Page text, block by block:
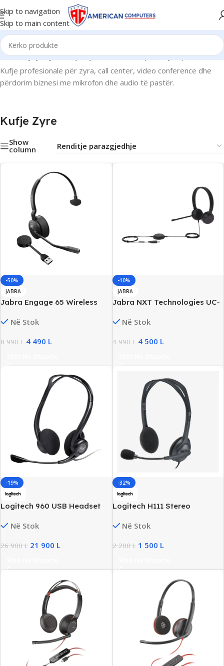
Skip to navigation
Skip to main content
Kreu/Pajisje Zyre/Kufje Zyre
Po shfaqen krejt 6 përfundimet
Kufje profesionale për zyra, call center, video conference dhe
përdorim biznesi me mikrofon dhe audio të pastër.
Kufje Zyre
Show
column
-50%
JABRA
Jabra Engage 65 Wireless
Noise Cancelling, New
Në Stok
8 990L 4 490 L
-10%
JABRA
Jabra NXT Technologies UC-
Cancelling, Wired, New
Në Stok
4 990L 4 500 L
-19%
Logitech 960 USB Headset
Cancelling Mic, USB-A, New
Në Stok
26 900L 21 900 L
-32%
Logitech H111 Stereo
Sound +Microphone, New
Në Stok
2 200L 1 500 L